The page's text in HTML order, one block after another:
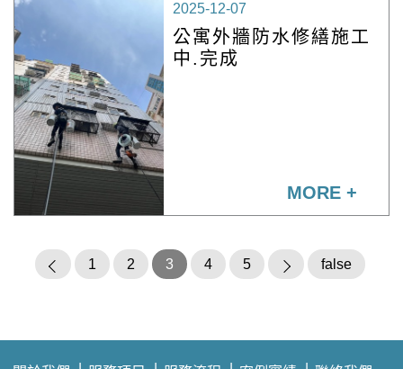
2025-12-07
公寓外牆防水修繕施工
中.完成
MORE +
1 2 3 4 5 false